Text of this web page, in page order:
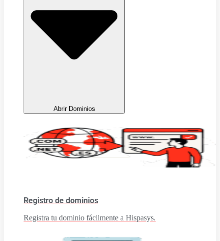
Abrir Dominios
Registro de dominios
Registra tu dominio fácilmente a Hispasys.